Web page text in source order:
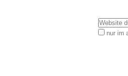
Website
nur im